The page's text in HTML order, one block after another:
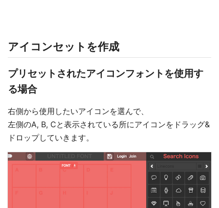
アイコンセットを作成
プリセットされたアイコンフォントを使用す
る場合
右側から使用したいアイコンを選んで、
左側のA, B, Cと表示されている所にアイコンをドラッグ&
ドロップしていきます。